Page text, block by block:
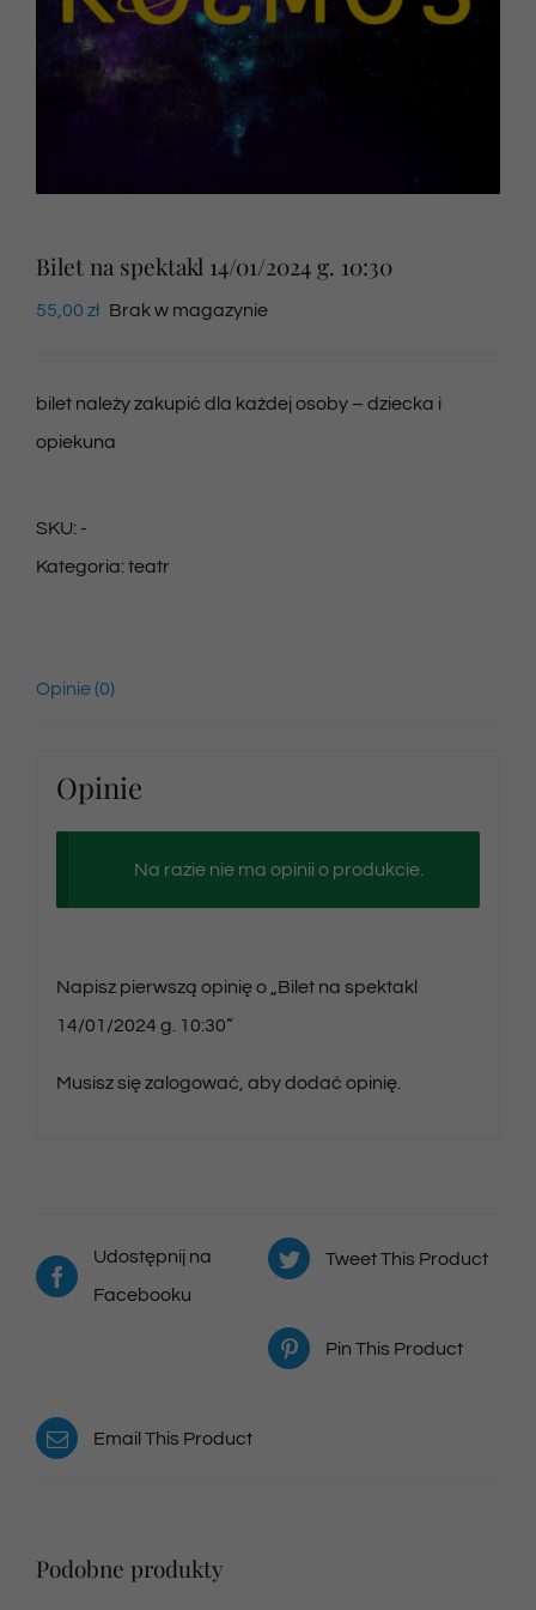
Newsletter
Bilet na spektakl 14/01/2024 g. 10:30
55,00 zł Brak w magazynie
bilet należy zakupić dla każdej osoby – dziecka i
opiekuna
SKU: -
Kategoria:teatr
Opinie (0)
Opinie
Na razie nie ma opinii o produkcie.
Napisz pierwszą opinię o „Bilet na spektakl
14/01/2024 g. 10:30”
Musisz sięzalogować , aby dodać opinię.
Udostępnij na
Facebooku
Tweet This Product
Pin This Product
Email This Product
Podobne produkty